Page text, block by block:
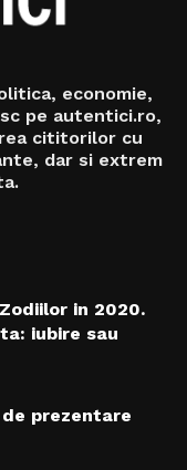
economie,
pe autentici.ro,
cititorilor cu
dar si extrem
in 2020.
iubire sau
prezentare